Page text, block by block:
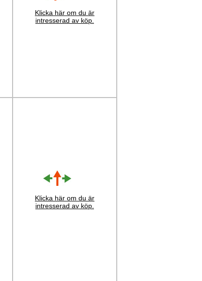
Klicka här om du är
intresserad av köp.
Klicka här om du är
intresserad av köp.